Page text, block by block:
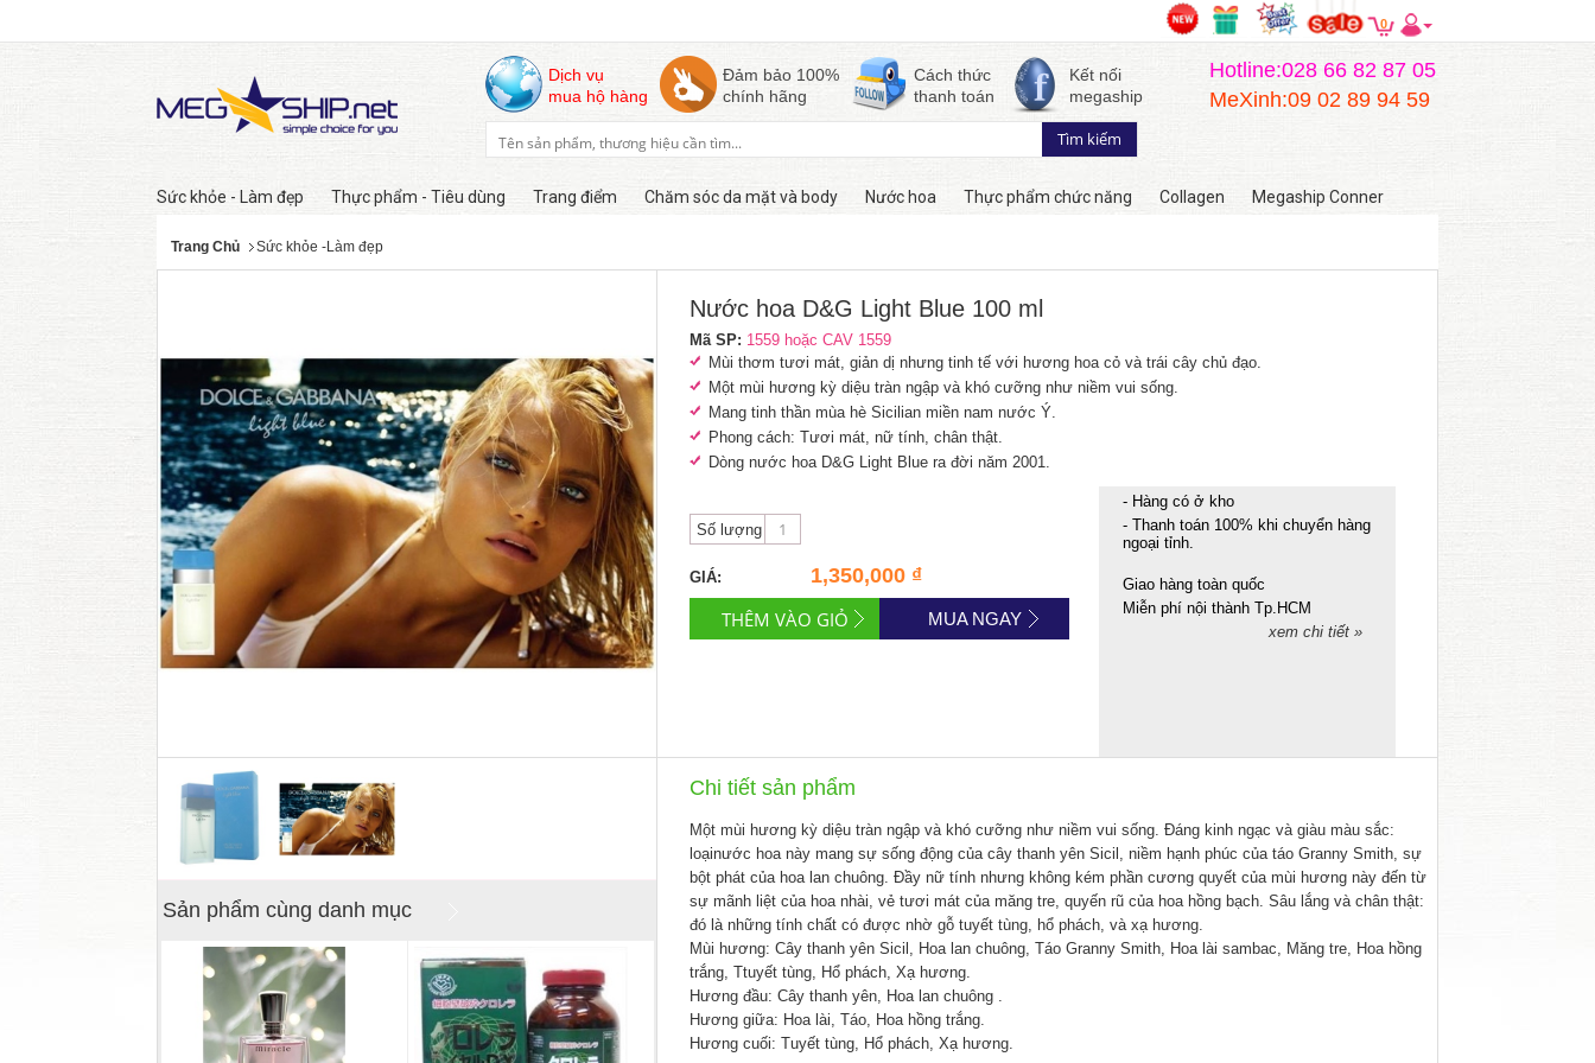
0
Dịch vụ
mua hộ hàng
Đảm bảo 100%
chính hãng
Cách thức
thanh toán
Kết nối
megaship
Hotline:028 66 82 87 05
MeXinh:09 02 89 94 59
Sức khỏe - Làm đẹp Thực phẩm - Tiêu dùng Trang điểm Chăm sóc da mặt và body Nước hoa Thực phẩm chức năng Collagen Megaship Conner
Trang Chủ Sức khỏe -Làm đẹp
Còn hàng
Sản phẩm cùng danh mục
Nước hoa D&G Light Blue 100 ml
Mã SP: 1559 hoặc CAV 1559
Mùi thơm tươi mát, giản dị nhưng tinh tế với hương hoa cỏ và trái cây chủ đạo.
Một mùi hương kỳ diệu tràn ngập và khó cưỡng như niềm vui sống.
Mang tinh thần mùa hè Sicilian miền nam nước Ý.
Phong cách: Tươi mát, nữ tính, chân thật.
Dòng nước hoa D&G Light Blue ra đời năm 2001.
Số lượng
GIÁ: 1,350,000 ₫
MUA NGAY
- Hàng có ở kho
- Thanh toán 100% khi chuyển hàng
ngoại tỉnh.
Giao hàng toàn quốc
Miễn phí nội thành Tp.HCM
xem chi tiết »
Chi tiết sản phẩm
Một mùi hương kỳ diệu tràn ngập và khó cưỡng như niềm vui sống. Đáng kinh ngạc và giàu màu sắc:
loạinước hoanày mang sự sống động của cây thanh yên Sicil, niềm hạnh phúc của táo Granny Smith, sự
bột phát của hoa lan chuông. Đầy nữ tính nhưng không kém phần cương quyết của mùi hương này đến từ
sự mãnh liệt của hoa nhài, vẻ tươi mát của măng tre, quyến rũ của hoa hồng bạch. Sâu lắng và chân thật:
đó là những tính chất có được nhờ gỗ tuyết tùng, hổ phách, và xạ hương.
Mùi hương: Cây thanh yên Sicil, Hoa lan chuông, Táo Granny Smith, Hoa lài sambac, Măng tre, Hoa hồng
trắng, Ttuyết tùng, Hổ phách, Xạ hương.
Hương đầu: Cây thanh yên, Hoa lan chuông .
Hương giữa: Hoa lài, Táo, Hoa hồng trắng.
Hương cuối: Tuyết tùng, Hổ phách, Xạ hương.